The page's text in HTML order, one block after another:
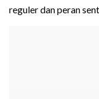
reguler dan peran